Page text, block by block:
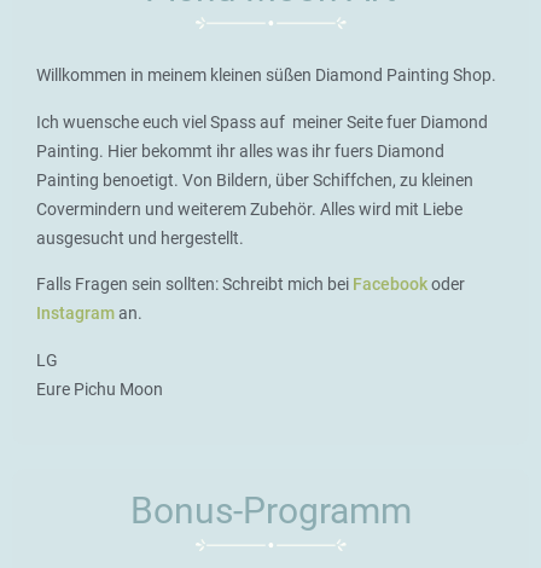
Willkommen in meinem kleinen süßen Diamond Painting Shop.
Ich wuensche euch viel Spass auf meiner Seite fuer Diamond
Painting. Hier bekommt ihr alles was ihr fuers Diamond
Painting benoetigt. Von Bildern, über Schiffchen, zu kleinen
Covermindern und weiterem Zubehör. Alles wird mit Liebe
ausgesucht und hergestellt.
Falls Fragen sein sollten: Schreibt mich bei Facebookoder
Instagraman.
LG
Eure Pichu Moon
Bonus-Programm